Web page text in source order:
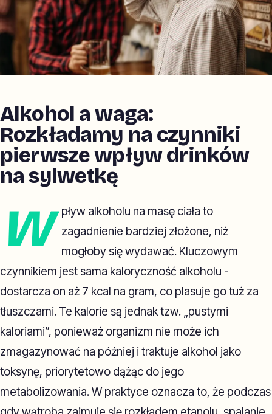
Alkohol a waga:
Rozkładamy na czynniki
pierwsze wpływ drinków
na sylwetkę
W
pływ alkoholu na masę ciała to
zagadnienie bardziej złożone, niż
mogłoby się wydawać. Kluczowym
czynnikiem jest sama kaloryczność alkoholu -
dostarcza on aż 7 kcal na gram, co plasuje go tuż za
tłuszczami. Te kalorie są jednak tzw. „pustymi
kaloriami”, ponieważ organizm nie może ich
zmagazynować na później i traktuje alkohol jako
toksynę, priorytetowo dążąc do jego
metabolizowania. W praktyce oznacza to, że podczas